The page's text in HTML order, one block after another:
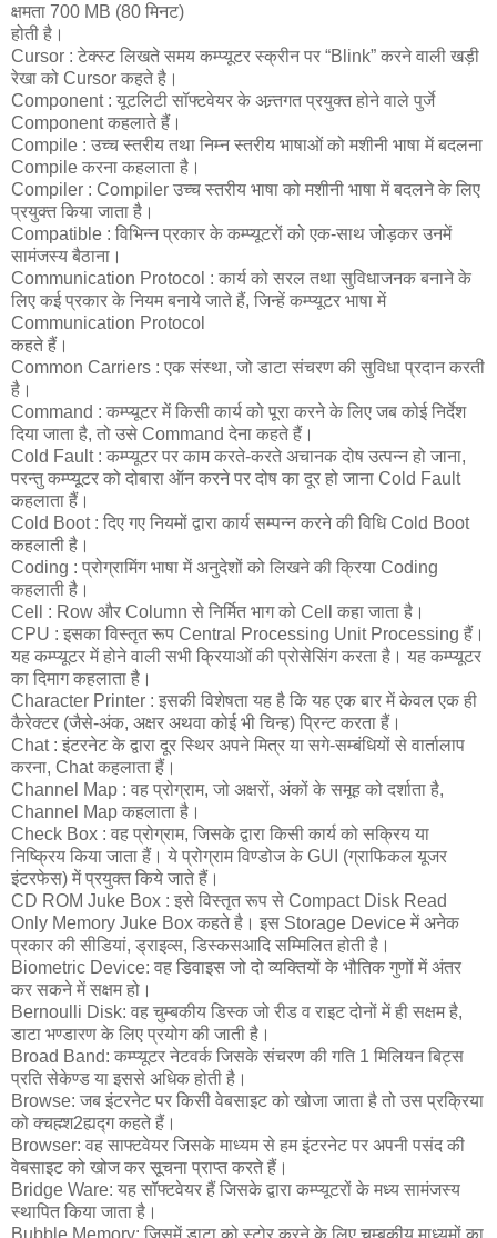
क्षमता 700 MB (80 मिनट)
होती है।
Cursor : टेक्स्ट लिखते समय कम्प्यूटर स्क्रीन पर “Blink” करने वाली खड़ी
रेखा को Cursor कहते है।
Component : यूटलिटी सॉफ्टवेयर के अन्र्तगत प्रयुक्त होने वाले पुर्जे
Component कहलाते हैं।
Compile : उच्च स्तरीय तथा निम्न स्तरीय भाषाओं को मशीनी भाषा में बदलना
Compile करना कहलाता है।
Compiler : Compiler उच्च स्तरीय भाषा को मशीनी भाषा में बदलने के लिए
प्रयुक्त किया जाता है।
Compatible : विभिन्न प्रकार के कम्प्यूटरों को एक-साथ जोड़कर उनमें
सामंजस्य बैठाना।
Communication Protocol : कार्य को सरल तथा सुविधाजनक बनाने के
लिए कई प्रकार के नियम बनाये जाते हैं, जिन्हें कम्प्यूटर भाषा में
Communication Protocol
कहते हैं।
Common Carriers : एक संस्था, जो डाटा संचरण की सुविधा प्रदान करती
है।
Command : कम्प्यूटर में किसी कार्य को पूरा करने के लिए जब कोई निर्देश
दिया जाता है, तो उसे Command देना कहते हैं।
Cold Fault : कम्प्यूटर पर काम करते-करते अचानक दोष उत्पन्न हो जाना,
परन्तु कम्प्यूटर को दोबारा ऑन करने पर दोष का दूर हो जाना Cold Fault
कहलाता हैं।
Cold Boot : दिए गए नियमों द्वारा कार्य सम्पन्न करने की विधि Cold Boot
कहलाती है।
Coding : प्रोग्रामिंग भाषा में अनुदेशों को लिखने की क्रिया Coding
कहलाती है।
Cell : Row और Column से निर्मित भाग को Cell कहा जाता है।
CPU : इसका विस्तृत रूप Central Processing Unit Processing हैं।
यह कम्प्यूटर में होने वाली सभी क्रियाओं की प्रोसेसिंग करता है। यह कम्प्यूटर
का दिमाग कहलाता है।
Character Printer : इसकी विशेषता यह है कि यह एक बार में केवल एक ही
कैरेक्टर (जैसे-अंक, अक्षर अथवा कोई भी चिन्ह) प्रिन्ट करता हैं।
Chat : इंटरनेट के द्वारा दूर स्थिर अपने मित्र या सगे-सम्बंधियों से वार्तालाप
करना, Chat कहलाता हैं।
Channel Map : वह प्रोग्राम, जो अक्षरों, अंकों के समूह को दर्शाता है,
Channel Map कहलाता है।
Check Box : वह प्रोग्राम, जिसके द्वारा किसी कार्य को सक्रिय या
निष्क्रिय किया जाता हैं। ये प्रोग्राम विण्डोज के GUI (ग्राफिकल यूजर
इंटरफेस) में प्रयुक्त किये जाते हैं।
CD ROM Juke Box : इसे विस्तृत रूप से Compact Disk Read
Only Memory Juke Box कहते है। इस Storage Device में अनेक
प्रकार की सीडियां, ड्राइव्स, डिस्कसआदि सम्मिलित होती है।
Biometric Device: वह डिवाइस जो दो व्यक्तियों के भौतिक गुणों में अंतर
कर सकने में सक्षम हो।
Bernoulli Disk: वह चुम्बकीय डिस्क जो रीड व राइट दोनों में ही सक्षम है,
डाटा भण्डारण के लिए प्रयोग की जाती है।
Broad Band: कम्प्यूटर नेटवर्क जिसके संचरण की गति 1 मिलियन बिट्स
प्रति सेकेण्ड या इससे अधिक होती है।
Browse: जब इंटरनेट पर किसी वेबसाइट को खोजा जाता है तो उस प्रक्रिया
को क्चह्म्श2ह्यद्ग कहते हैं।
Browser: वह साफ्टवेयर जिसके माध्यम से हम इंटरनेट पर अपनी पसंद की
वेबसाइट को खोज कर सूचना प्राप्त करते हैं।
Bridge Ware: यह सॉफ्टवेयर हैं जिसके द्वारा कम्प्यूटरों के मध्य सामंजस्य
स्थापित किया जाता है।
Bubble Memory: जिसमें डाटा को स्टोर करने के लिए चुम्बकीय माध्यमों का